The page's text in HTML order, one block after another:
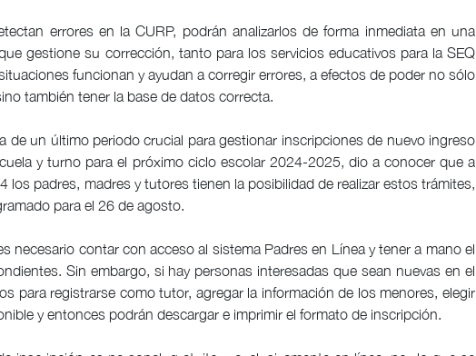
errores en la CURP, podrán analizarlos de forma inmediata en una
gestione su corrección, tanto para los servicios educativos para la SEQ
funcionan y ayudan a corregir errores, a efectos de poder no sólo
también tener la base de datos correcta.
de un último periodo crucial para gestionar inscripciones de nuevo ingreso
y turno para el próximo ciclo escolar 2024-2025, dio a conocer que a
los padres, madres y tutores tienen la posibilidad de realizar estos trámites,
para el 26 de agosto.
necesario contar con acceso al sistema Padres en Línea y tener a mano el
Sin embargo, si hay personas interesadas que sean nuevas en el
para registrarse como tutor, agregar la información de los menores, elegir
y entonces podrán descargar e imprimir el formato de inscripción.